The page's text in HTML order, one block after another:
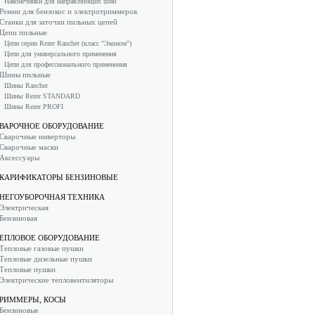
Ремни для бензокос и электротриммеров
Станки для заточки пильных цепей
Цепи пильные
Цепи серии Rezer Rancher (класс "Эконом")
Цепи для универсального применения
Цепи для профессионального применения
Шины пильные
Шины Rancher
Шины Rezer STANDARD
Шины Rezer PROFI
ОБОРУДОВАНИЕ
Сварочные инверторы
Сварочные маски
Аксессуары
БЕНЗИНОВЫЕ
ТЕХНИКА
Электрическая
Бензиновая
ОБОРУДОВАНИЕ
Тепловые газовые пушки
Тепловые дизельные пушки
Тепловые пушки
Электрические тепловентиляторы
КОСЫ
Бензиновые